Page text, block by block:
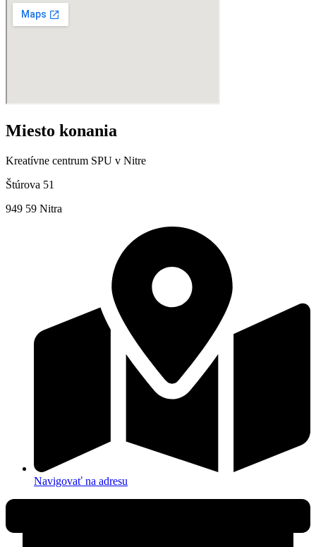
Miesto konania
Kreatívne centrum SPU v Nitre
Štúrova 51
949 59 Nitra
Navigovať na adresu